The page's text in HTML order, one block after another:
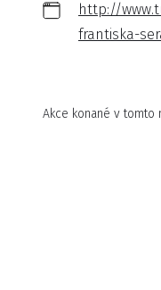
http://
frantiska-
Akce konané v tomto